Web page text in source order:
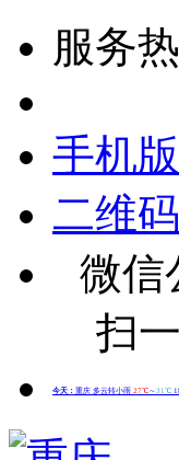
服务
手机版
二维码
微信
扫